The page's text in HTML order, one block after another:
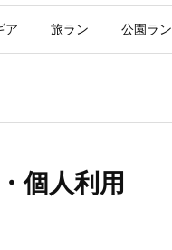
ア 旅ラン 公園ラン
個人利用